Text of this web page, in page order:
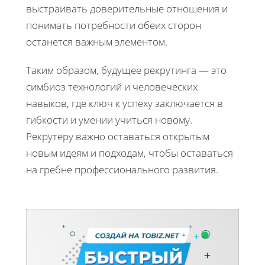
выстраивать доверительные отношения и
понимать потребности обеих сторон
останется важным элементом.
Таким образом, будущее рекрутинга — это
симбиоз технологий и человеческих
навыков, где ключ к успеху заключается в
гибкости и умении учиться новому.
Рекрутеру важно оставаться открытым
новым идеям и подходам, чтобы оставаться
на гребне профессионального развития.